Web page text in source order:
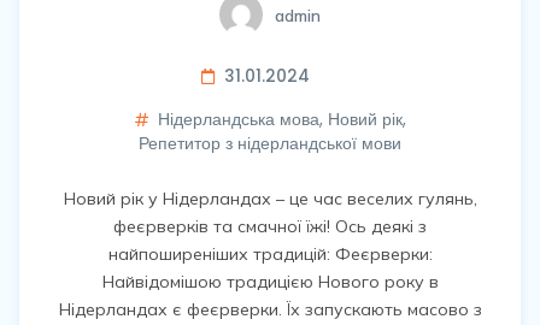
admin
31.01.2024
Нідерландська мова, Новий рік,
Репетитор з нідерландської мови
Новий рік у Нідерландах – це час веселих гулянь,
феєрверків та смачної їжі! Ось деякі з
найпоширеніших традицій: Феєрверки:
Найвідомішою традицією Нового року в
Нідерландах є феєрверки. Їх запускають масово з